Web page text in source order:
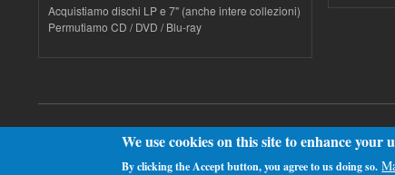
Acquistiamo dischi LP e 7" (anche intere collezioni)
Permutiamo CD / DVD / Blu-ray
Drupal
We use cookies on this site to enhance your
By clicking the Accept button, you agree to us doing so.